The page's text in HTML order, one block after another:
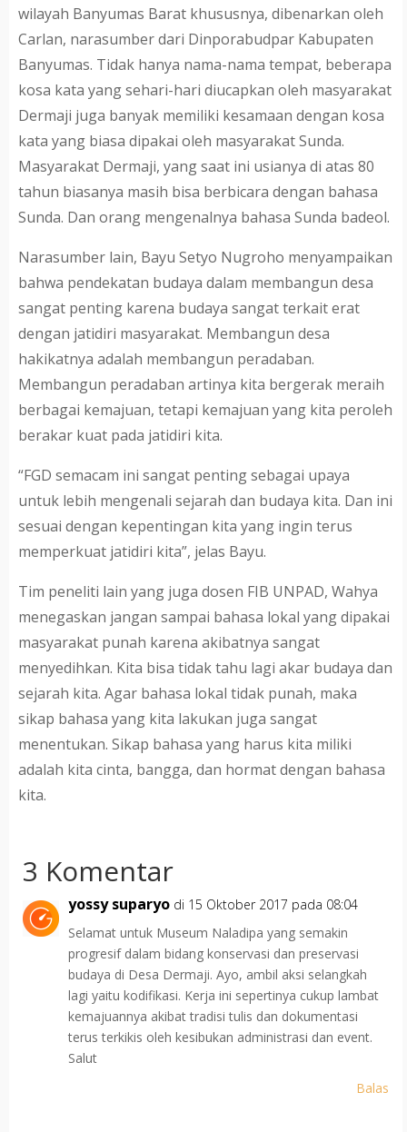
wilayah Banyumas Barat khususnya, dibenarkan oleh
Carlan, narasumber dari Dinporabudpar Kabupaten
Banyumas. Tidak hanya nama-nama tempat, beberapa
kosa kata yang sehari-hari diucapkan oleh masyarakat
Dermaji juga banyak memiliki kesamaan dengan kosa
kata yang biasa dipakai oleh masyarakat Sunda.
Masyarakat Dermaji, yang saat ini usianya di atas 80
tahun biasanya masih bisa berbicara dengan bahasa
Sunda. Dan orang mengenalnya bahasa Sunda badeol.
Narasumber lain, Bayu Setyo Nugroho menyampaikan
bahwa pendekatan budaya dalam membangun desa
sangat penting karena budaya sangat terkait erat
dengan jatidiri masyarakat. Membangun desa
hakikatnya adalah membangun peradaban.
Membangun peradaban artinya kita bergerak meraih
berbagai kemajuan, tetapi kemajuan yang kita peroleh
berakar kuat pada jatidiri kita.
“FGD semacam ini sangat penting sebagai upaya
untuk lebih mengenali sejarah dan budaya kita. Dan ini
sesuai dengan kepentingan kita yang ingin terus
memperkuat jatidiri kita”, jelas Bayu.
Tim peneliti lain yang juga dosen FIB UNPAD, Wahya
menegaskan jangan sampai bahasa lokal yang dipakai
masyarakat punah karena akibatnya sangat
menyedihkan. Kita bisa tidak tahu lagi akar budaya dan
sejarah kita. Agar bahasa lokal tidak punah, maka
sikap bahasa yang kita lakukan juga sangat
menentukan. Sikap bahasa yang harus kita miliki
adalah kita cinta, bangga, dan hormat dengan bahasa
kita.
3 Komentar
yossy suparyo di 15 Oktober 2017 pada 08:04
Selamat untuk Museum Naladipa yang semakin
progresif dalam bidang konservasi dan preservasi
budaya di Desa Dermaji. Ayo, ambil aksi selangkah
lagi yaitu kodifikasi. Kerja ini sepertinya cukup lambat
kemajuannya akibat tradisi tulis dan dokumentasi
terus terkikis oleh kesibukan administrasi dan event.
Salut
Balas